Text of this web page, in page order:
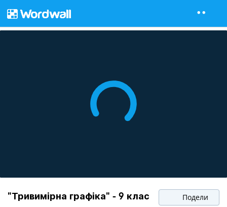
"Тривимірна графіка" - 9 клас Подели